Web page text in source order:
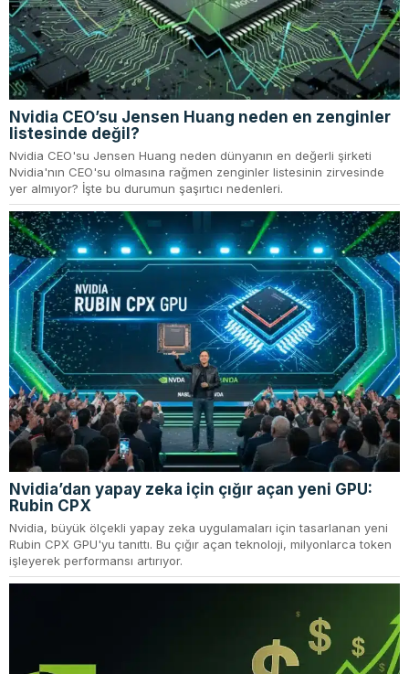
Nvidia CEO’su Jensen Huang neden en zenginler
listesinde değil?
Nvidia CEO'su Jensen Huang neden dünyanın en değerli şirketi
Nvidia'nın CEO'su olmasına rağmen zenginler listesinin zirvesinde
yer almıyor? İşte bu durumun şaşırtıcı nedenleri.
Nvidia’dan yapay zeka için çığır açan yeni GPU:
Rubin CPX
Nvidia, büyük ölçekli yapay zeka uygulamaları için tasarlanan yeni
Rubin CPX GPU'yu tanıttı. Bu çığır açan teknoloji, milyonlarca token
işleyerek performansı artırıyor.